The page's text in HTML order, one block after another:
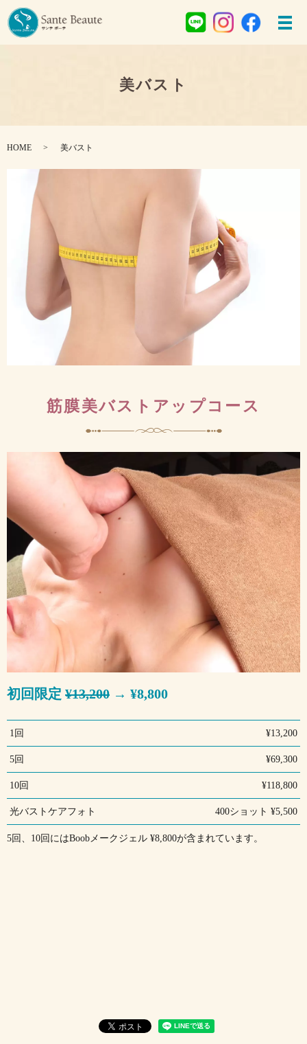
美バスト
HOME 美バスト
筋膜美バストアップコース
初回限定 ¥13,200 → ¥8,800
1回 ¥13,200
5回 ¥69,300
10回 ¥118,800
光バストケアフォト 400ショット ¥5,500
5回、10回にはBoobメークジェル ¥8,800が含まれています。